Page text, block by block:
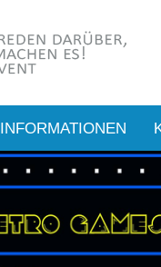
INFORMATIONEN